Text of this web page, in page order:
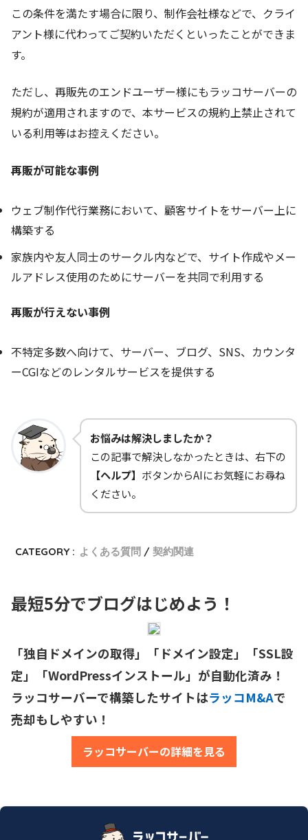
この条件を満たす場合に限り、制作会社様などで、クライ
アント様に代わってご契約いただくといったことができま
す。
ただし、再販先のエンドユーザー様にもラッコサーバーの
規約が適用されますので、本サービスの規約上禁止されて
いる利用等はお控えください。
再販が可能な事例
ウェブ制作代行業務において、顧客サイトをサーバー上に
構築する
家族内や友人同士のサークル内などで、サイト作成やメー
ルアドレス使用のためにサーバーを共同で利用する
再販が行えない事例
不特定多数へ向けて、サーバー、ブログ、SNS、カウンタ
ーCGIなどのレンタルサービスを提供する
お悩みは解決しましたか？
この記事で解決しなかったときは、右下の
【ヘルプ】 ボタンからAIにお気軽にお尋ね
ください。
CATEGORY : よくある質問 契約関連
最短5分でブログはじめよう！
「独自ドメインの取得」「ドメイン設定」「SSL設
定」「WordPressインストール」が自動化済み！
ラッコサーバーで構築したサイトはラッコM&Aで
売却もしやすい！
ラッコサーバーの詳細を見る